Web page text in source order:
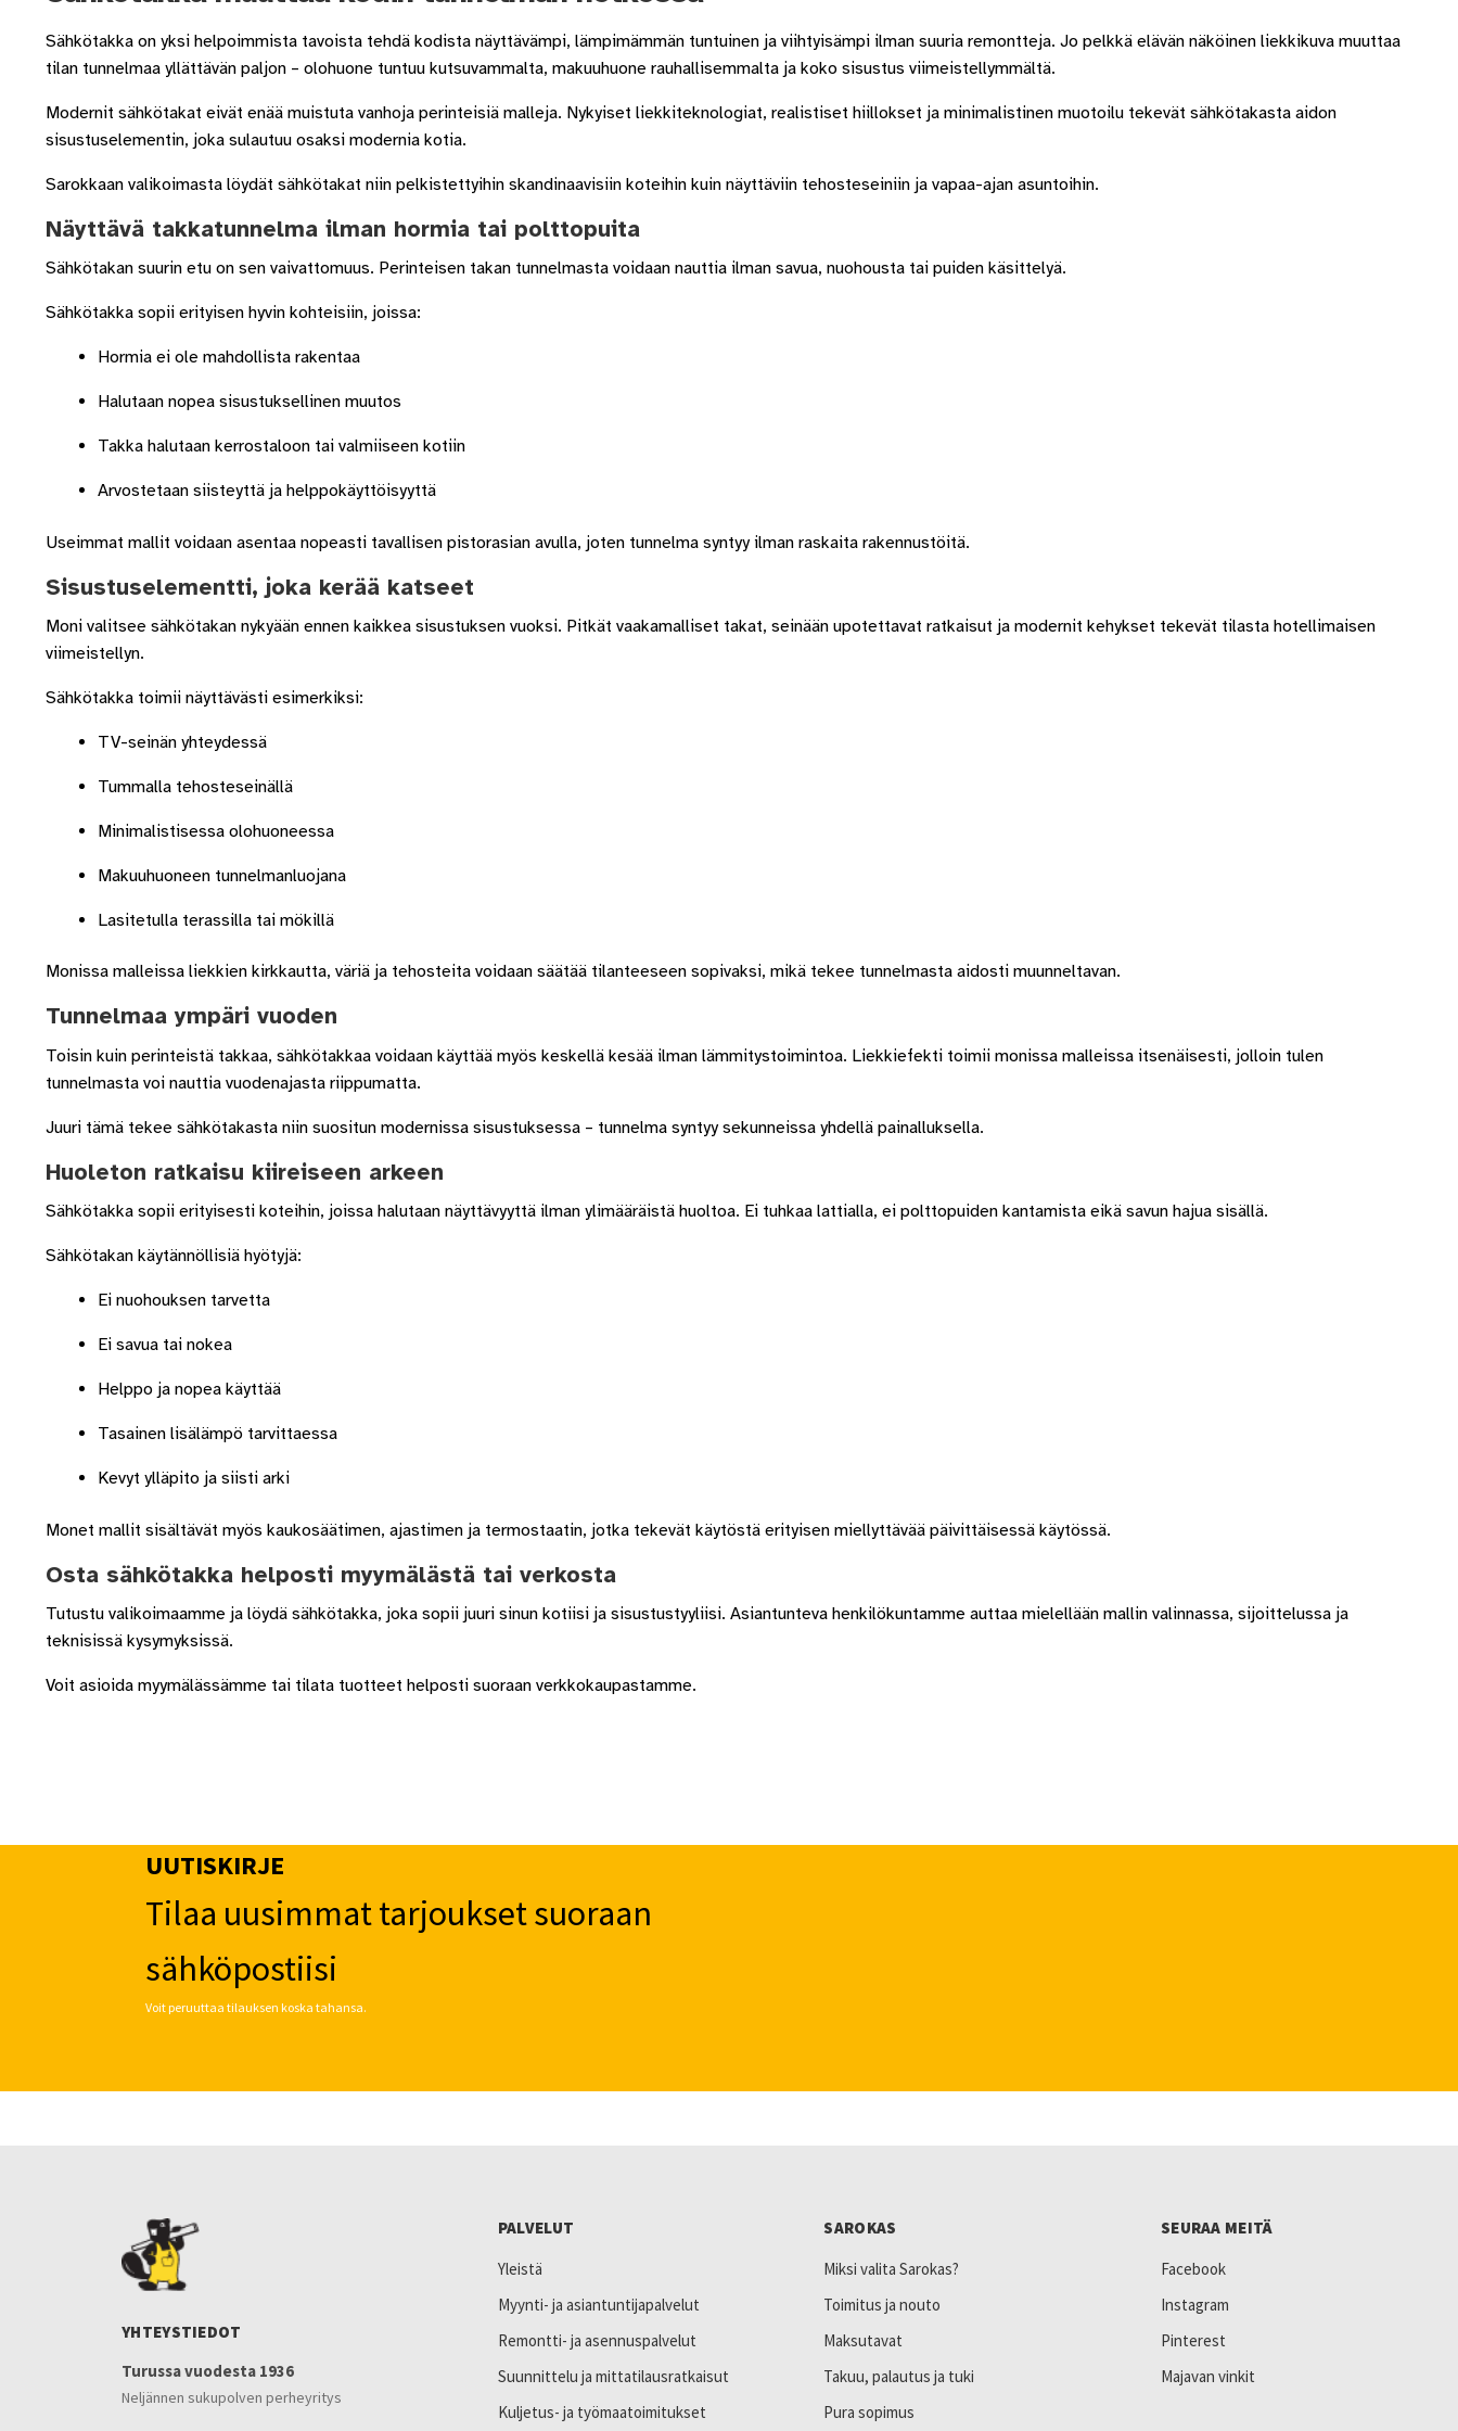
Sähkötakka on yksi helpoimmista tavoista tehdä kodista näyttävämpi, lämpimämmän tuntuinen ja viihtyisämpi ilman suuria remontteja. Jo pelkkä elävän näköinen liekkikuva muuttaa
tilan tunnelmaa yllättävän paljon – olohuone tuntuu kutsuvammalta, makuuhuone rauhallisemmalta ja koko sisustus viimeistellymmältä.
Modernit sähkötakat eivät enää muistuta vanhoja perinteisiä malleja. Nykyiset liekkiteknologiat, realistiset hiillokset ja minimalistinen muotoilu tekevät sähkötakasta aidon
sisustuselementin, joka sulautuu osaksi modernia kotia.
Sarokkaan valikoimasta löydät sähkötakat niin pelkistettyihin skandinaavisiin koteihin kuin näyttäviin tehosteseiniin ja vapaa-ajan asuntoihin.
Näyttävä takkatunnelma ilman hormia tai polttopuita
Sähkötakan suurin etu on sen vaivattomuus. Perinteisen takan tunnelmasta voidaan nauttia ilman savua, nuohousta tai puiden käsittelyä.
Sähkötakka sopii erityisen hyvin kohteisiin, joissa:
Hormia ei ole mahdollista rakentaa
Halutaan nopea sisustuksellinen muutos
Takka halutaan kerrostaloon tai valmiiseen kotiin
Arvostetaan siisteyttä ja helppokäyttöisyyttä
Useimmat mallit voidaan asentaa nopeasti tavallisen pistorasian avulla, joten tunnelma syntyy ilman raskaita rakennustöitä.
Sisustuselementti, joka kerää katseet
Moni valitsee sähkötakan nykyään ennen kaikkea sisustuksen vuoksi. Pitkät vaakamalliset takat, seinään upotettavat ratkaisut ja modernit kehykset tekevät tilasta hotellimaisen
viimeistellyn.
Sähkötakka toimii näyttävästi esimerkiksi:
TV-seinän yhteydessä
Tummalla tehosteseinällä
Minimalistisessa olohuoneessa
Makuuhuoneen tunnelmanluojana
Lasitetulla terassilla tai mökillä
Monissa malleissa liekkien kirkkautta, väriä ja tehosteita voidaan säätää tilanteeseen sopivaksi, mikä tekee tunnelmasta aidosti muunneltavan.
Tunnelmaa ympäri vuoden
Toisin kuin perinteistä takkaa, sähkötakkaa voidaan käyttää myös keskellä kesää ilman lämmitystoimintoa. Liekkiefekti toimii monissa malleissa itsenäisesti, jolloin tulen
tunnelmasta voi nauttia vuodenajasta riippumatta.
Juuri tämä tekee sähkötakasta niin suositun modernissa sisustuksessa – tunnelma syntyy sekunneissa yhdellä painalluksella.
Huoleton ratkaisu kiireiseen arkeen
Sähkötakka sopii erityisesti koteihin, joissa halutaan näyttävyyttä ilman ylimääräistä huoltoa. Ei tuhkaa lattialla, ei polttopuiden kantamista eikä savun hajua sisällä.
Sähkötakan käytännöllisiä hyötyjä:
Ei nuohouksen tarvetta
Ei savua tai nokea
Helppo ja nopea käyttää
Tasainen lisälämpö tarvittaessa
Kevyt ylläpito ja siisti arki
Monet mallit sisältävät myös kaukosäätimen, ajastimen ja termostaatin, jotka tekevät käytöstä erityisen miellyttävää päivittäisessä käytössä.
Osta sähkötakka helposti myymälästä tai verkosta
Tutustu valikoimaamme ja löydä sähkötakka, joka sopii juuri sinun kotiisi ja sisustustyyliisi. Asiantunteva henkilökuntamme auttaa mielellään mallin valinnassa, sijoittelussa ja
teknisissä kysymyksissä.
Voit asioida myymälässämme tai tilata tuotteet helposti suoraan verkkokaupastamme.
UUTISKIRJE
Tilaa uusimmat tarjoukset suoraan
sähköpostiisi
Voit peruuttaa tilauksen koska tahansa.
YHTEYSTIEDOT
Turussa vuodesta 1936
Neljännen sukupolven perheyritys
PALVELUT
Yleistä
Myynti- ja asiantuntijapalvelut
Remontti- ja asennuspalvelut
Suunnittelu ja mittatilausratkaisut
Kuljetus- ja työmaatoimitukset
SAROKAS
Miksi valita Sarokas?
Toimitus ja nouto
Maksutavat
Takuu, palautus ja tuki
Pura sopimus
SEURAA MEITÄ
Facebook
Instagram
Pinterest
Majavan vinkit